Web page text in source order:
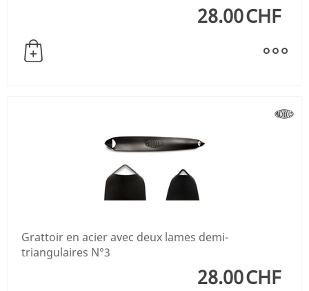
28.00CHF
Grattoir en acier avec deux lames demi-
triangulaires N°3
28.00CHF